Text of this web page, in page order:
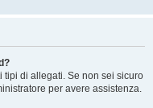
tipi di allegati. Se non sei sicuro
per avere assistenza.